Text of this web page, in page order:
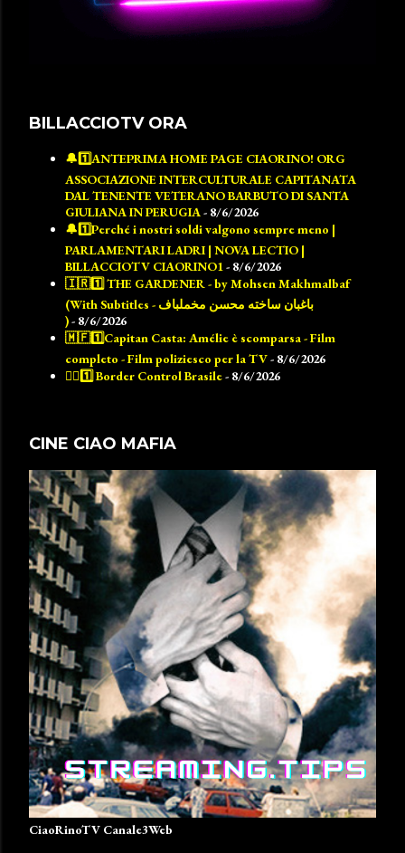
BILLACCIOTV ORA
🔔1️⃣ANTEPRIMA HOME PAGE CIAORINO! ORG
ASSOCIAZIONE INTERCULTURALE CAPITANATA
DAL TENENTE VETERANO BARBUTO DI SANTA
GIULIANA IN PERUGIA- 8/6/2026
🔔1️⃣Perché i nostri soldi valgono sempre meno |
PARLAMENTARI LADRI | NOVA LECTIO |
BILLACCIOTV CIAORINO1- 8/6/2026
🇮🇷1️⃣ THE GARDENER - by Mohsen Makhmalbaf
(With Subtitles - باغبان ساخته محسن مخملباف
)
- 8/6/2026
🇲🇫1️⃣Capitan Casta: Amélie è scomparsa - Film
completo - Film poliziesco per la TV- 8/6/2026
👮‍♂️1️⃣ Border Control Brasile- 8/6/2026
CINE CIAO MAFIA
CiaoRinoTV Canale3Web